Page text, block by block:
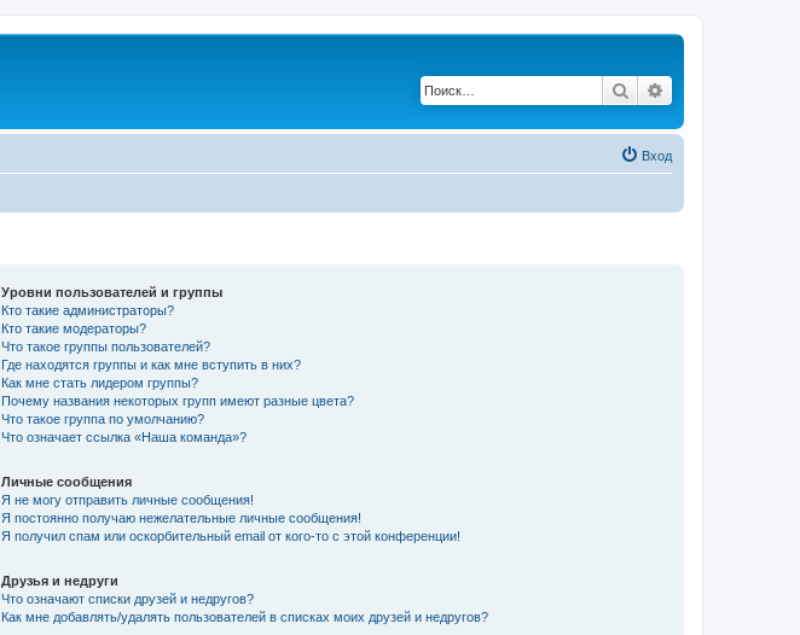
Поиск
Вход
Уровни пользователей и группы
Кто такие администраторы?
Кто такие модераторы?
Что такое группы пользователей?
Где находятся группы и как мне вступить в них?
Как мне стать лидером группы?
Почему названия некоторых групп имеют разные цвета?
Что такое группа по умолчанию?
Что означает ссылка «Наша команда»?
Личные сообщения
Я не могу отправить личные сообщения!
Я постоянно получаю нежелательные личные сообщения!
Я получил спам или оскорбительный email от кого-то с этой конференции!
Друзья и недруги
Что означают списки друзей и недругов?
Как мне добавлять/удалять пользователей в списках моих друзей и недругов?